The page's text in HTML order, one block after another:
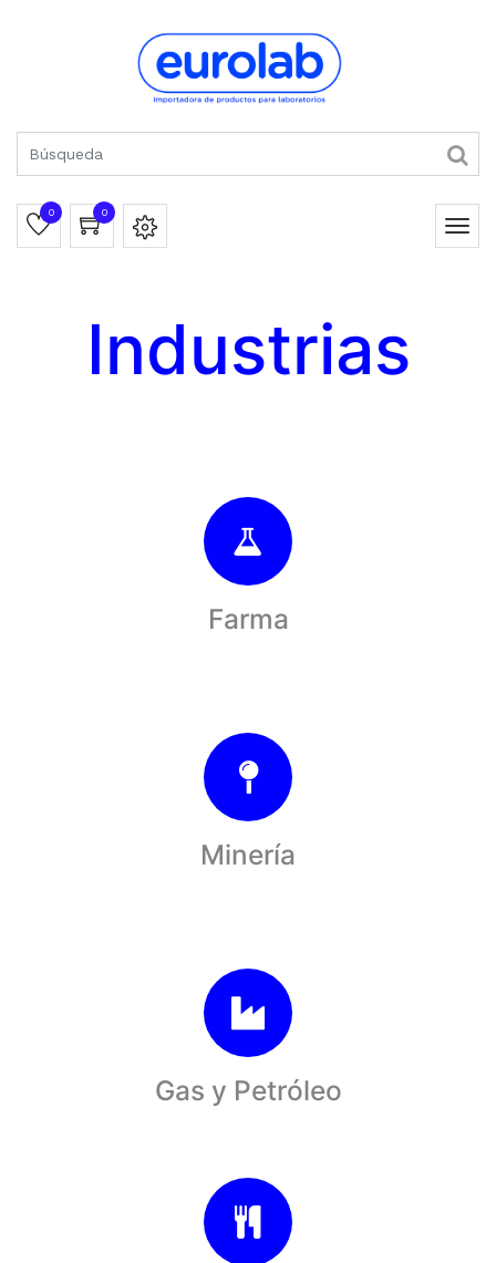
0 0
Industrias
Farma
Minería
Gas y Petróleo